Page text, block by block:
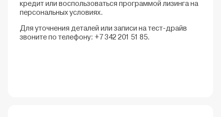
кредит или воспользоваться программой лизинга на
персональных условиях.
Для уточнения деталей или записи на тест-драйв
звоните по телефону: +7 342 201 51 85.